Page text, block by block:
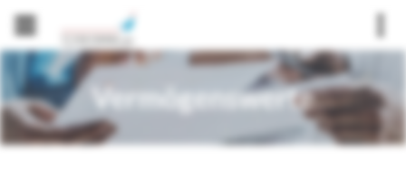
Vermögenswerte